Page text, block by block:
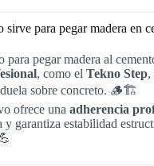
sirve para pegar madera en
para pegar madera al
, como el Tekno Step,
sobre concreto. 🪵🏗️
ofrece una adherencia
y garantiza estabilidad